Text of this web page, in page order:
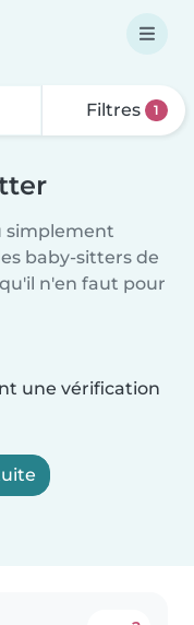
Filtres 1
simplement
baby-sitters de
n'en faut pour
une vérification